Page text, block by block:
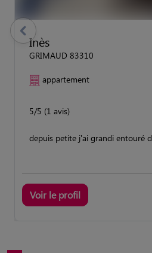
Inès
GRIMAUD 83310
appartement
5/5 (1 avis)
depuis petite j'ai grandi entouré
Voir le profil
previous